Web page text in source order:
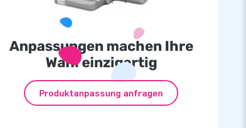
Anpassungen machen Ihre
Wahl einzigartig
Produktanpassung anfragen